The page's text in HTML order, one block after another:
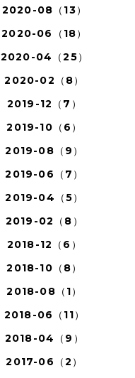
2020-08（13）
2020-06（18）
2020-04（25）
2020-02（8）
2019-12（7）
2019-10（6）
2019-08（9）
2019-06（7）
2019-04（5）
2019-02（8）
2018-12（6）
2018-10（8）
2018-08（1）
2018-06（11）
2018-04（9）
2017-06（2）